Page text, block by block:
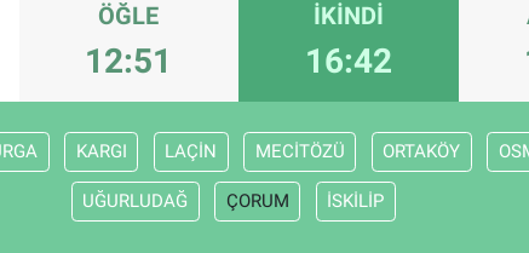
ÖĞLE
12:51
İKINDI
16:42
KARGI LAÇİN MECİTÖZÜ ORTAKÖY
UĞURLUDAĞ ÇORUM İSKİLİP